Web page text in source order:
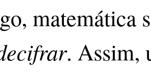
matemática
. Assim,